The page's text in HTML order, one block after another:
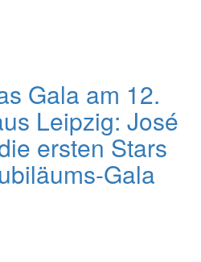
Gala am 12.
Leipzig: José
ersten Stars
Gala